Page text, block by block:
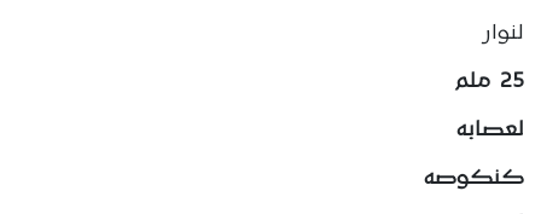
لنوار
25 ملم
لعصابه
كنكوصه